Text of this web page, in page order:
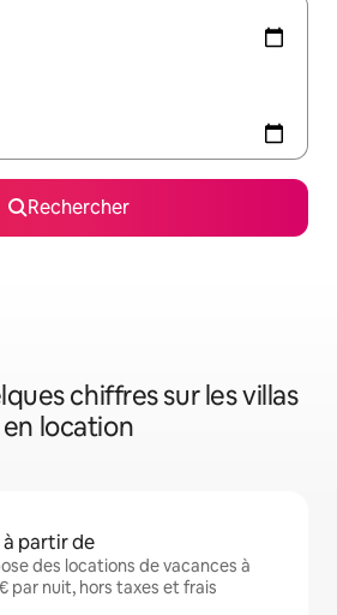
Rechercher
chiffres sur les villas
en location
à partir de
des locations de vacances à
par nuit, hors taxes et frais